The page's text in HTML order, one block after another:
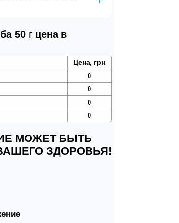
50 г цена в
Цена, грн
0
0
0
0
МОЖЕТ БЫТЬ
ЗДОРОВЬЯ!